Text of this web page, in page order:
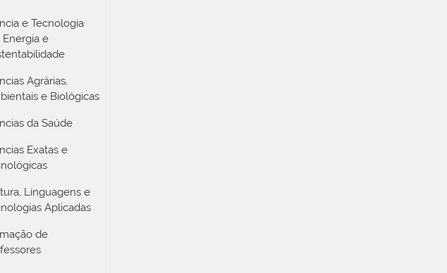
e Tecnologia
e
Agrárias,
e Biológicas
da Saúde
Exatas e
Linguagens e
Aplicadas
de